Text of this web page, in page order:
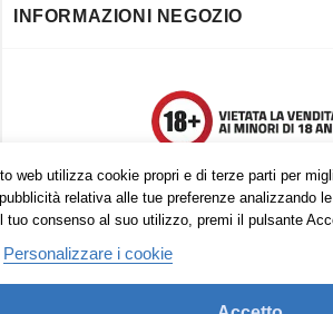
web utilizza cookie propri e di terze parti per
relativa alle tue preferenze analizzando
tuo consenso al suo utilizzo, premi il pulsante
Personalizzare i cookie
INFORMAZIONI NEGOZIO